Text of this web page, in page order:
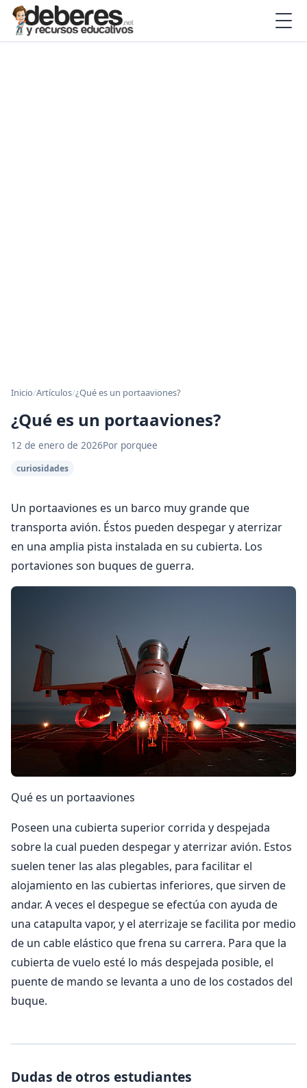
Inicio/Artículos/¿Qué es un portaaviones?
¿Qué es un portaaviones?
12 de enero de 2026Por porquee
curiosidades
Un portaaviones es un barco muy grande que
transporta avión. Éstos pueden despegar y aterrizar
en una amplia pista instalada en su cubierta. Los
portaviones son buques de guerra.
Qué es un portaaviones
Poseen una cubierta superior corrida y despejada
sobre la cual pueden despegar y aterrizar avión. Estos
suelen tener las alas plegables, para facilitar el
alojamiento en las cubiertas inferiores, que sirven de
andar. A veces el despegue se efectúa con ayuda de
una catapulta vapor, y el aterrizaje se facilita por medio
de un cable elástico que frena su carrera. Para que la
cubierta de vuelo esté lo más despejada posible, el
puente de mando se levanta a uno de los costados del
buque.
Dudas de otros estudiantes